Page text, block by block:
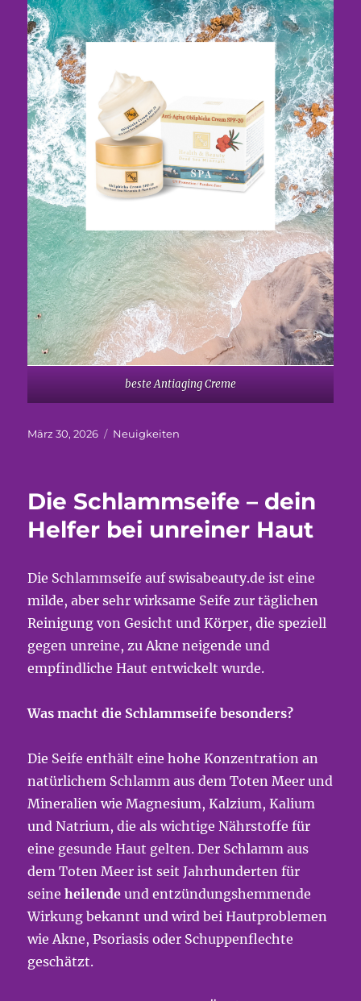
beste Antiaging Creme
Veröffentlicht
März 30, 2026 Kategorien
Neuigkeiten
Die Schlammseife – dein
Helfer bei unreiner Haut
Die Schlammseife auf swisabeauty.de ist eine
milde, aber sehr wirksame Seife zur täglichen
Reinigung von Gesicht und Körper, die speziell
gegen unreine, zu Akne neigende und
empfindliche Haut entwickelt wurde.
Was macht die Schlammseife besonders?
Die Seife enthält eine hohe Konzentration an
natürlichem Schlamm aus dem Toten Meer und
Mineralien wie Magnesium, Kalzium, Kalium
und Natrium, die als wichtige Nährstoffe für
eine gesunde Haut gelten. Der Schlamm aus
dem Toten Meer ist seit Jahrhunderten für
seineheilende und entzündungshemmende
Wirkung bekannt und wird bei Hautproblemen
wie Akne, Psoriasis oder Schuppenflechte
geschätzt.